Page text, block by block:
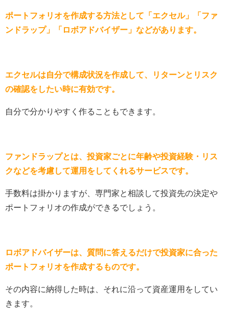
ポートフォリオを作成する方法として「エクセル」「ファ
ンドラップ」「ロボアドバイザー」などがあります。
エクセルは自分で構成状況を作成して、リターンとリスク
の確認をしたい時に有効です。
自分で分かりやすく作ることもできます。
ファンドラップとは、投資家ごとに年齢や投資経験・リス
クなどを考慮して運用をしてくれるサービスです。
手数料は掛かりますが、専門家と相談して投資先の決定や
ポートフォリオの作成ができるでしょう。
ロボアドバイザーは、質問に答えるだけで投資家に合った
ポートフォリオを作成するものです。
その内容に納得した時は、それに沿って資産運用をしてい
きます。